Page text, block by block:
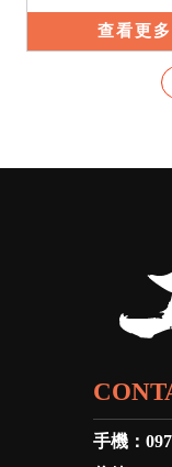
板剪 鐵皮剪刀
查看更多
手機：